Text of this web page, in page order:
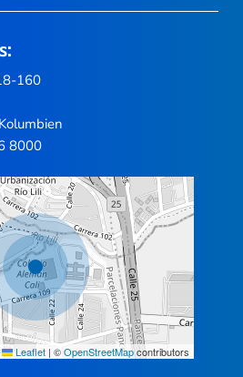
160
8000
Leaflet | ©OpenStreetMapcontributors